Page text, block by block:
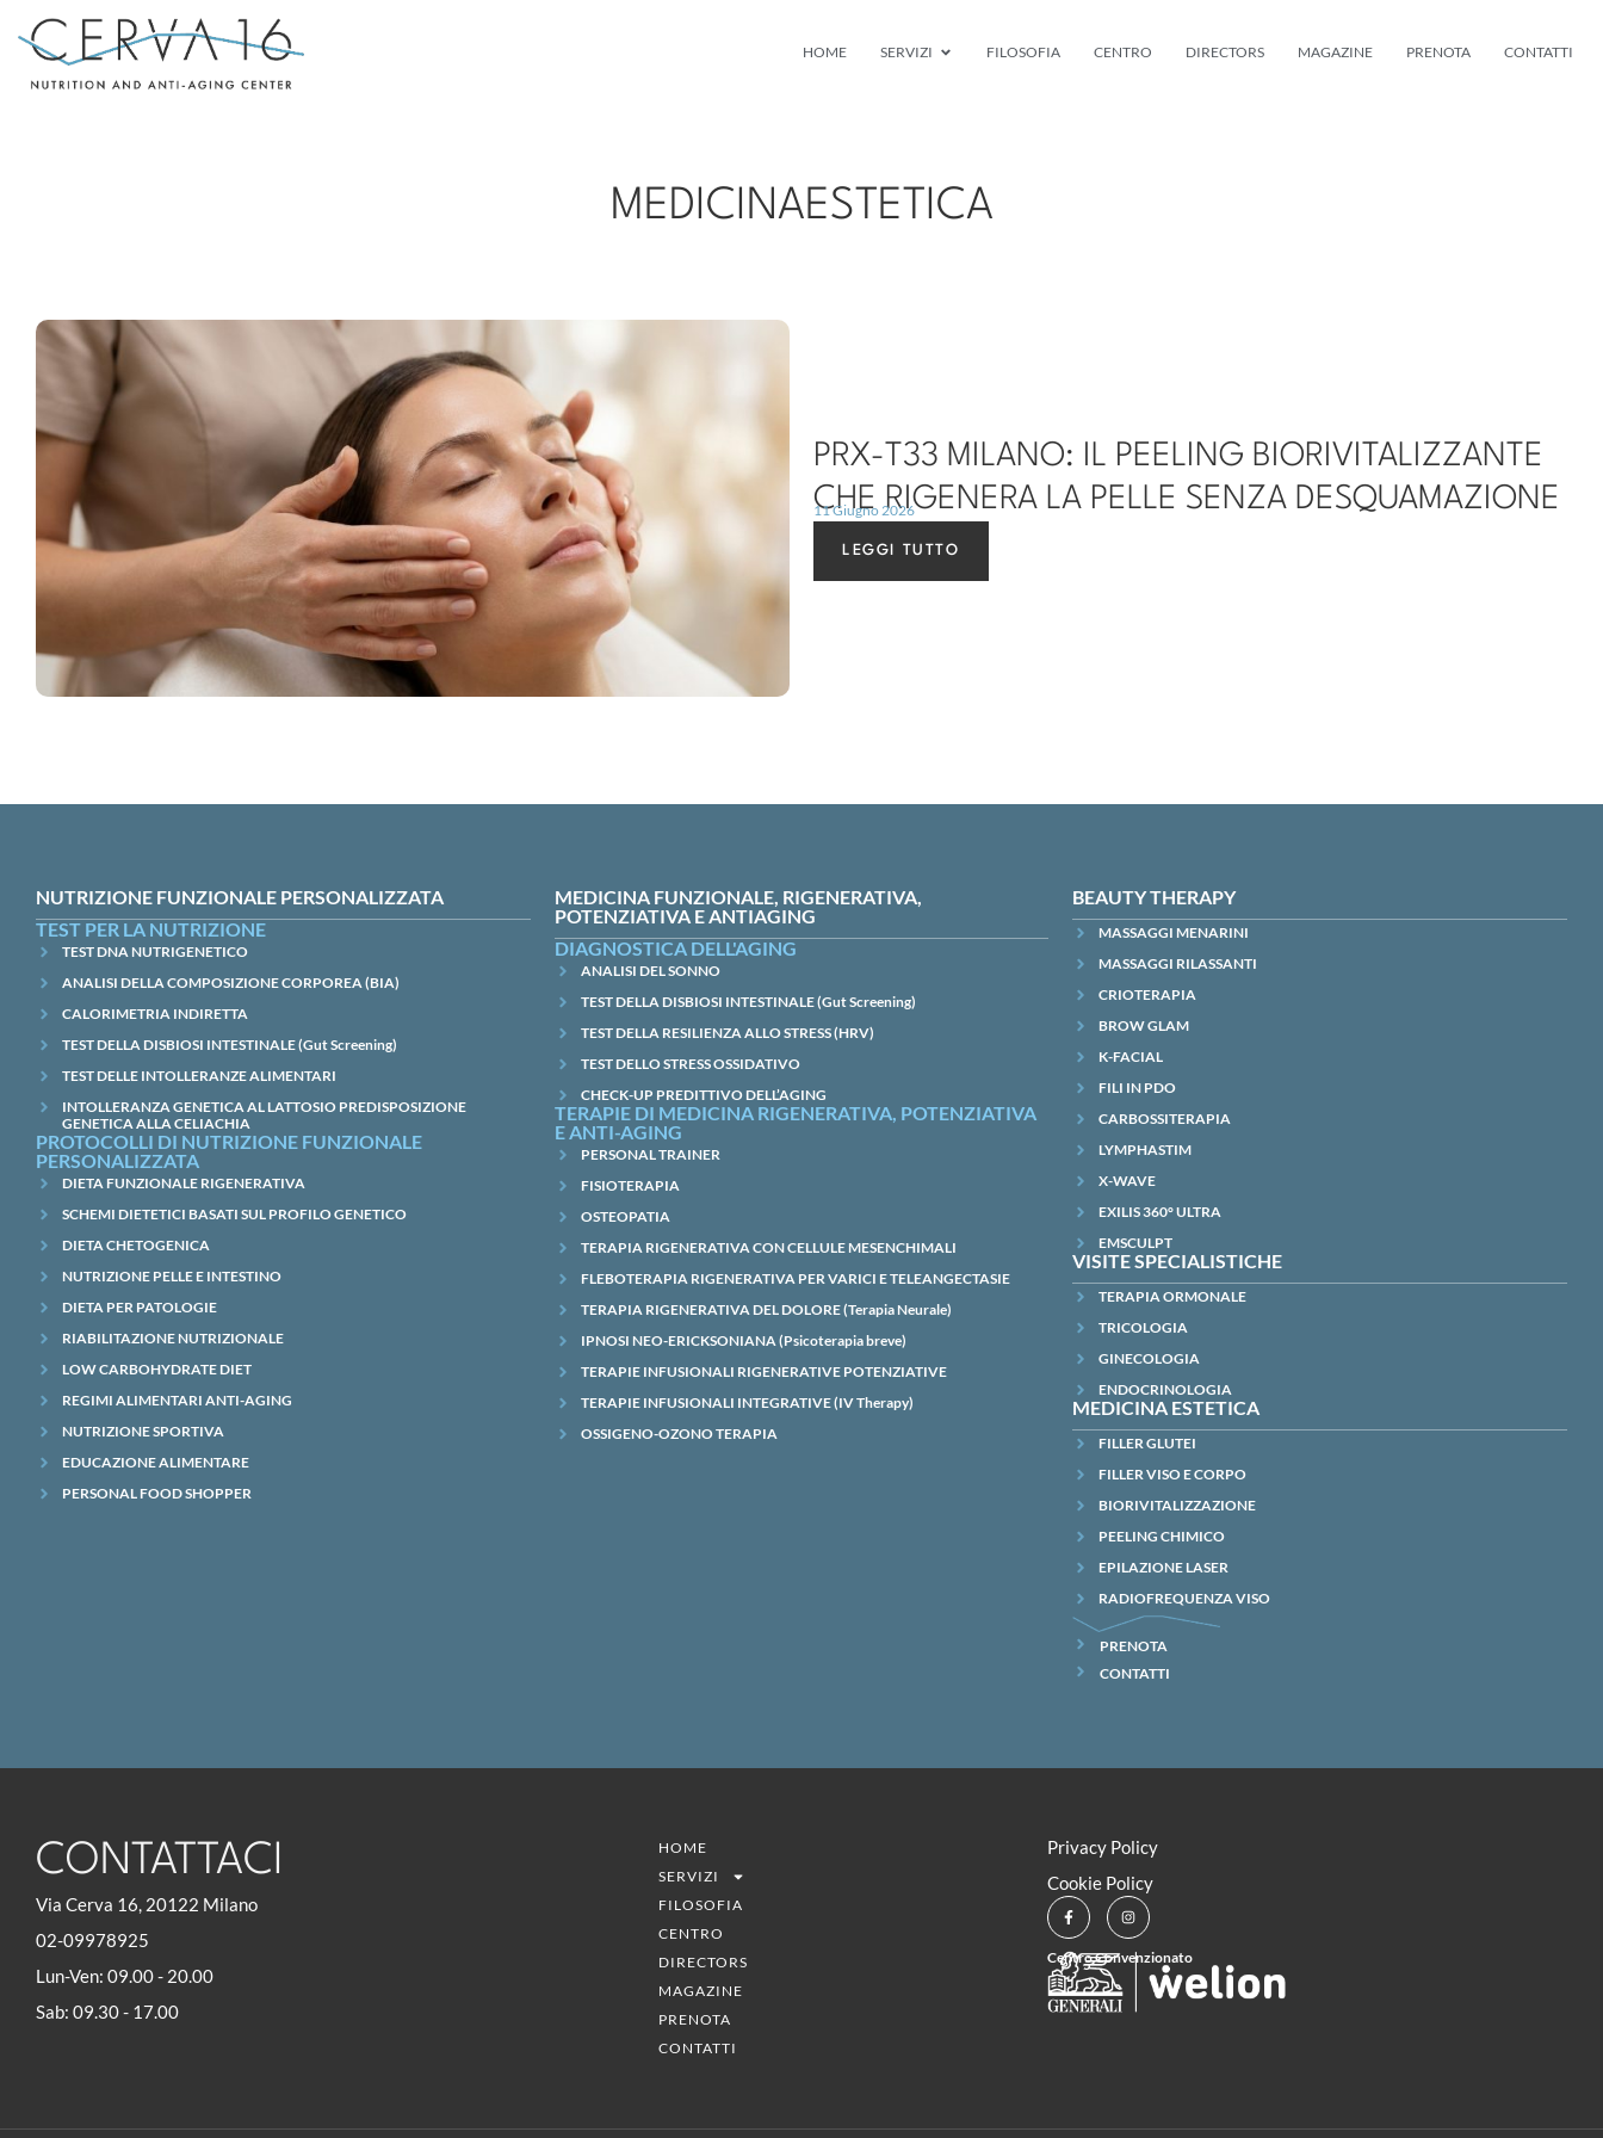
HOME SERVIZI FILOSOFIA CENTRO DIRECTORS MAGAZINE PRENOTA CONTATTI
MEDICINAESTETICA
PRX-T33 MILANO: IL PEELING BIORIVITALIZZANTE
CHE RIGENERA LA PELLE SENZA DESQUAMAZIONE
11 Giugno 2026
LEGGI TUTTO
NUTRIZIONE FUNZIONALE PERSONALIZZATA
TEST PER LA NUTRIZIONE
TEST DNA NUTRIGENETICO
ANALISI DELLA COMPOSIZIONE CORPOREA (BIA)
CALORIMETRIA INDIRETTA
TEST DELLA DISBIOSI INTESTINALE (Gut Screening)
TEST DELLE INTOLLERANZE ALIMENTARI
INTOLLERANZA GENETICA AL LATTOSIO PREDISPOSIZIONE
GENETICA ALLA CELIACHIA
PROTOCOLLI DI NUTRIZIONE FUNZIONALE
PERSONALIZZATA
DIETA FUNZIONALE RIGENERATIVA
SCHEMI DIETETICI BASATI SUL PROFILO GENETICO
DIETA CHETOGENICA
NUTRIZIONE PELLE E INTESTINO
DIETA PER PATOLOGIE
RIABILITAZIONE NUTRIZIONALE
LOW CARBOHYDRATE DIET
REGIMI ALIMENTARI ANTI-AGING
NUTRIZIONE SPORTIVA
EDUCAZIONE ALIMENTARE
PERSONAL FOOD SHOPPER
MEDICINA FUNZIONALE, RIGENERATIVA,
POTENZIATIVA E ANTIAGING
DIAGNOSTICA DELL'AGING
ANALISI DEL SONNO
TEST DELLA DISBIOSI INTESTINALE (Gut Screening)
TEST DELLA RESILIENZA ALLO STRESS (HRV)
TEST DELLO STRESS OSSIDATIVO
CHECK-UP PREDITTIVO DELL’AGING
TERAPIE DI MEDICINA RIGENERATIVA, POTENZIATIVA
E ANTI-AGING
PERSONAL TRAINER
FISIOTERAPIA
OSTEOPATIA
TERAPIA RIGENERATIVA CON CELLULE MESENCHIMALI
FLEBOTERAPIA RIGENERATIVA PER VARICI E TELEANGECTASIE
TERAPIA RIGENERATIVA DEL DOLORE (Terapia Neurale)
IPNOSI NEO-ERICKSONIANA (Psicoterapia breve)
TERAPIE INFUSIONALI RIGENERATIVE POTENZIATIVE
TERAPIE INFUSIONALI INTEGRATIVE (IV Therapy)
OSSIGENO-OZONO TERAPIA
BEAUTY THERAPY
MASSAGGI MENARINI
MASSAGGI RILASSANTI
CRIOTERAPIA
BROW GLAM
K-FACIAL
FILI IN PDO
CARBOSSITERAPIA
LYMPHASTIM
X-WAVE
EXILIS 360° ULTRA
EMSCULPT
VISITE SPECIALISTICHE
TERAPIA ORMONALE
TRICOLOGIA
GINECOLOGIA
ENDOCRINOLOGIA
MEDICINA ESTETICA
FILLER GLUTEI
FILLER VISO E CORPO
BIORIVITALIZZAZIONE
PEELING CHIMICO
EPILAZIONE LASER
RADIOFREQUENZA VISO
PRENOTA
CONTATTI
CONTATTACI
Via Cerva 16, 20122 Milano
02-09978925
Lun-Ven: 09.00 - 20.00
Sab: 09.30 - 17.00
HOME
SERVIZI
FILOSOFIA
CENTRO
DIRECTORS
MAGAZINE
PRENOTA
CONTATTI
Privacy Policy
Cookie Policy
Centro Convenzionato